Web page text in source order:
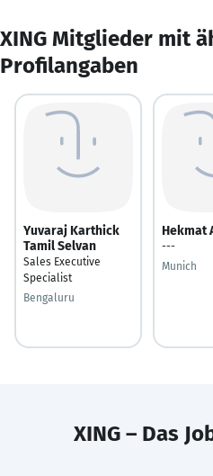
XING Mitglieder mit
Profilangaben
Yuvaraj Karthick
Tamil Selvan
Sales Executive
Specialist
Bengaluru
Hekmat
---
Munich
XING – Das